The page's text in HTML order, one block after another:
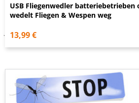
USB Fliegenwedler batteriebetrieben
wedelt Fliegen & Wespen weg
13,99 €